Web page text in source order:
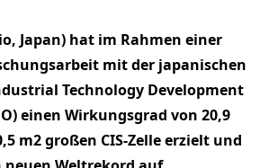
Japan) hat im Rahmen einer
mit der japanischen
Technology Development
einen Wirkungsgrad von 20,9
m2 großen CIS-Zelle erzielt und